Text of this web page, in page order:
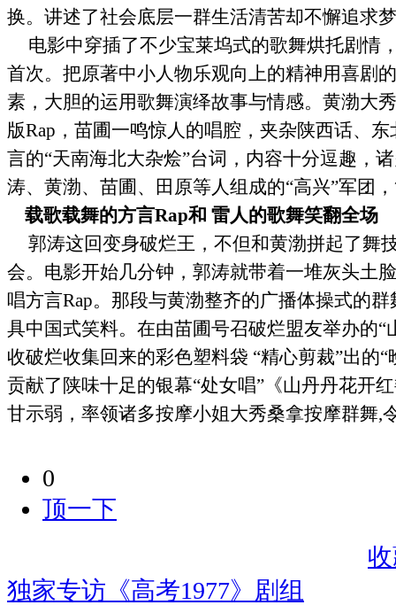
换。讲述了社会底层一群生活清苦却不懈追求
电影中穿插了不少宝莱坞式的歌舞烘托剧情
首次。把原著中小人物乐观向上的精神用喜剧
素，大胆的运用歌舞演绎故事与情感。黄渤大
版Rap ，苗圃一鸣惊人的唱腔，夹杂陕西话、
言的“天南海北大杂烩”台词，内容十分逗趣，
涛、黄渤、苗圃、田原等人组成的“高兴”军团
载歌载舞的方言Rap和 雷人的歌舞笑翻全场
郭涛这回变身破烂王，不但和黄渤拼起了舞
会。电影开始几分钟，郭涛就带着一堆灰头土
唱方言Rap。那段与黄渤整齐的广播体操式的
具中国式笑料。在由苗圃号召破烂盟友举办的“
收破烂收集回来的彩色塑料袋 “精心剪裁”出的
贡献了陕味十足的银幕“处女唱”《山丹丹花开
甘示弱，率领诸多按摩小姐大秀桑拿按摩群舞,
0
顶一下
独家专访《高考1977》剧组